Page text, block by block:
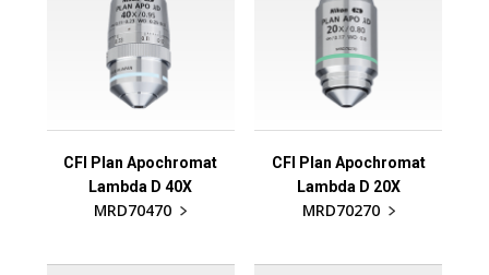
CFI Plan Apochromat
Lambda D 40X
MRD70470
CFI Plan Apochromat
Lambda D 20X
MRD70270